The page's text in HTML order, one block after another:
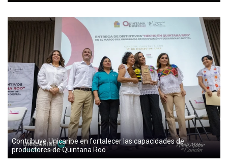
Contribuye Unicaribe en fortalecer las capacidades de
productores de Quintana Roo